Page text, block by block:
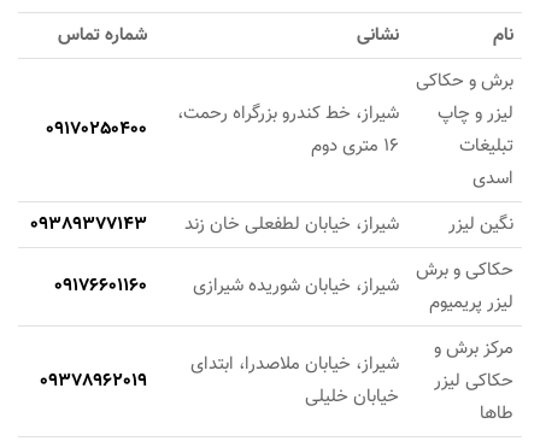
نام نشانی
شماره تماس
برش و حکاکی
لیزر و چاپ
تبلیغات
اسدی
شیراز، خط کندرو بزرگراه رحمت،
16 متری دوم
09170250400
نگین لیزر شیراز، خیابان لطفعلی خان زند
09389377143
حکاکی و برش
لیزر پریمیوم
شیراز، خیابان شوریده شیرازی 09176601160
مرکز برش و
حکاکی لیزر
طاها
شیراز، خیابان ملاصدرا، ابتدای
خیابان خلیلی
09378962019